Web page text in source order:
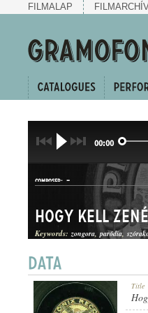
FILMALAP
00:00
COMPOSER: -
ZENEI PARÓDIA
Hogy kell
Keywords: zongora paródia
Title